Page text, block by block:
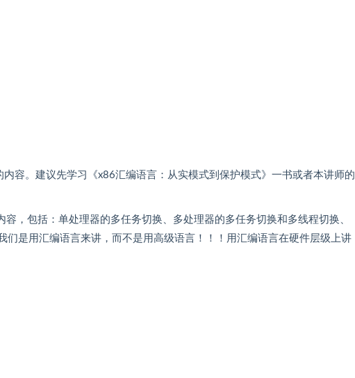
容。建议先学习《x86汇编语言：从实模式到保护模式》一书或者本讲师的
，包括：单处理器的多任务切换、多处理器的多任务切换和多线程切换、
是用汇编语言来讲，而不是用高级语言！！！用汇编语言在硬件层级上讲